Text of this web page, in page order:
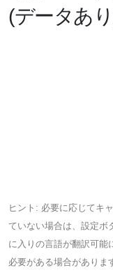
(データあ
ヒント: 必要に応じてキ
ていない場合は、設定ボ
に入りの言語が翻訳可能
必要がある場合がありま